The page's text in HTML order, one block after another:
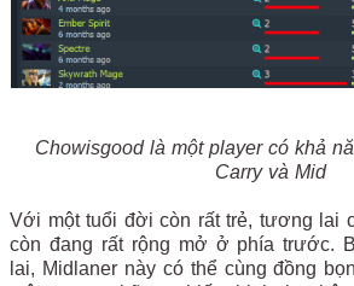
Chowisgood là một player có khả
Carry và Mid
Với một tuổi đời còn rất trẻ, tương lai
còn đang rất rộng mở ở phía trước.
lai, Midlaner này có thể cùng đồng